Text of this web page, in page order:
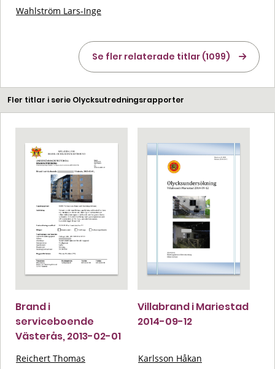
Wahlström Lars-Inge
Se fler relaterade titlar (1099)
Fler titlar i serie Olycksutredningsrapporter
Brand i
serviceboende
Västerås, 2013-02-01
Reichert Thomas
Villabrand i Mariestad
2014-09-12
Karlsson Håkan